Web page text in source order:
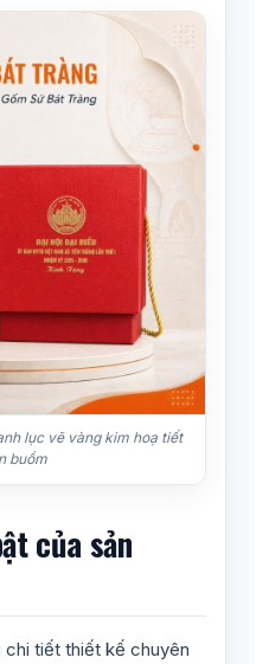
lục vẽ vàng kim hoạ tiết
buồm
của sản
chi tiết thiết kế chuyên